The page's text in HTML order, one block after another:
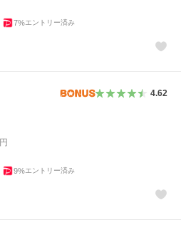
7%エントリー済み
4.62
円
9%エントリー済み